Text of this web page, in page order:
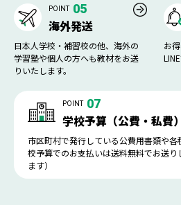
POINT 05
海外発送
日本人学校・補習校の他、海外の
学習塾や個人の方へも教材をお送
りいたします。
お
POINT 07
学校予算（公費・私費
市区町村で発行している公費用書類や
校予算でのお支払いは送料無料でお送り
ます）